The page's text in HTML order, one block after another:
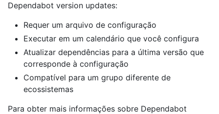
Dependabot version updates:
Requer um arquivo de configuração
Executar em um calendário que você configura
Atualizar dependências para a última versão que
corresponde à configuração
Compatível para um grupo diferente de
ecossistemas
Para obter mais informações sobre Dependabot